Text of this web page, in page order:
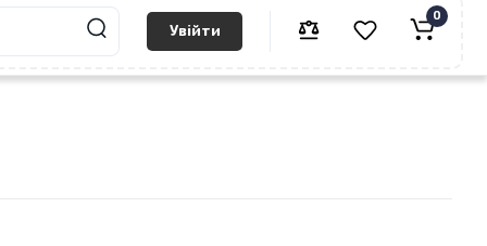
Увійти
0